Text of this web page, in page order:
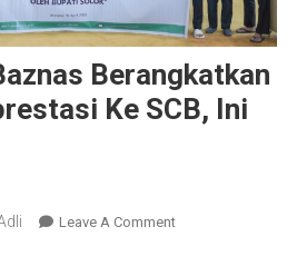
Berangkatkan
Ke SCB, Ini
Leave A CommentOn